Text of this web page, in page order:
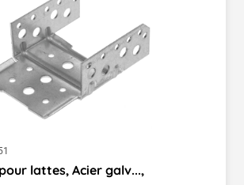
lattes, Acier galv...,